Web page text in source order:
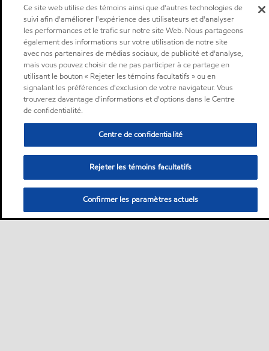
Ce site web utilise des témoins ainsi que d'autres technologies de
suivi afin d'améliorer l'expérience des utilisateurs et d'analyser
les performances et le trafic sur notre site Web. Nous partageons
également des informations sur votre utilisation de notre site
avec nos partenaires de médias sociaux, de publicité et d'analyse,
mais vous pouvez choisir de ne pas participer à ce partage en
utilisant le bouton « Rejeter les témoins facultatifs » ou en
signalant les préférences d'exclusion de votre navigateur. Vous
trouverez davantage d'informations et d'options dans le Centre
de confidentialité.
Centre de confidentialité
Rejeter les témoins facultatifs
Confirmer les paramètres actuels